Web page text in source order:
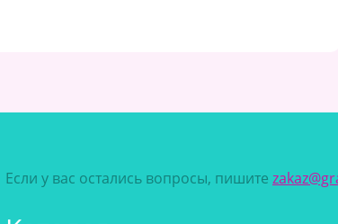
Если у вас остались вопросы, пишите